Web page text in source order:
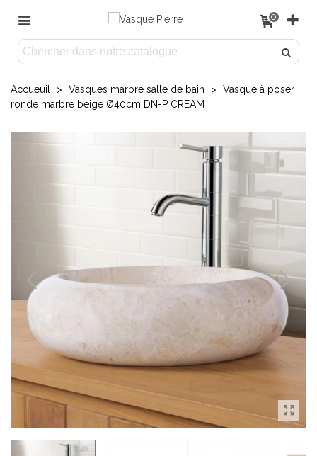
0
Accueuil > Vasques marbre salle de bain >
Vasque à poser
ronde marbre beige Ø40cm DN-P CREAM